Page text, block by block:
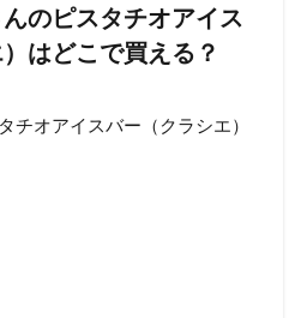
のピスタチオアイス
はどこで買える？
チオアイスバー（クラシエ）